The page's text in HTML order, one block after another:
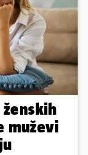
muževi